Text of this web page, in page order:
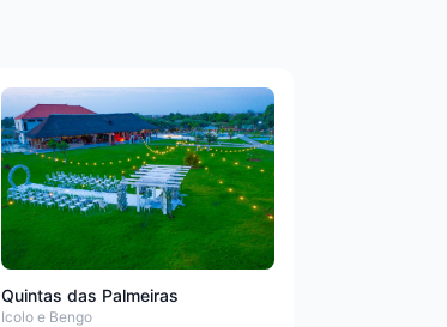
Quintas das Palmeiras
Icolo e Bengo